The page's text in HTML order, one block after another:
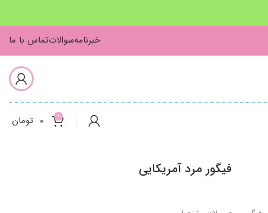
خبرنامهسوالاتتماس با ما
0
0 تومان
فیگور مرد آمریکایی